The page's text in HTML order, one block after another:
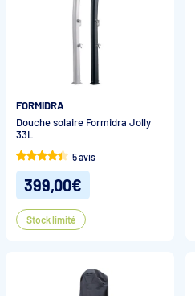
FORMIDRA
Douche solaire Formidra Jolly
33L
5 avis
399,00€
Stock limité